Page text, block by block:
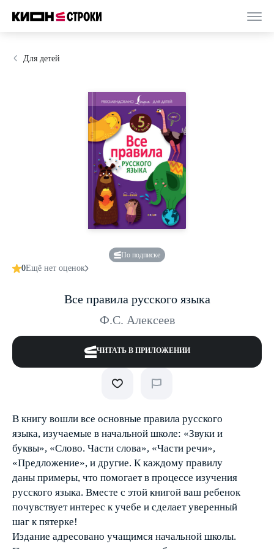
Для детей
По подписке
0Ещё нет оценок
Все правила русского языка
Ф.С. Алексеев
ЧИТАТЬ В ПРИЛОЖЕНИИ
В книгу вошли все основные правила русского
языка, изучаемые в начальной школе: «Звуки и
буквы», «Слово. Части слова», «Части речи»,
«Предложение», и другие. К каждому правилу
даны примеры, что помогает в процессе изучения
русского языка. Вместе с этой книгой ваш ребенок
почувствует интерес к учебе и сделает уверенный
шаг к пятерке!
Издание адресовано учащимся начальной школы.